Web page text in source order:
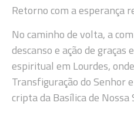
Retorno com a esperança
No caminho de volta, a
descanso e ação de
espiritual em Lourdes,
Transfiguração do Senhor
cripta da Basílica de Nossa